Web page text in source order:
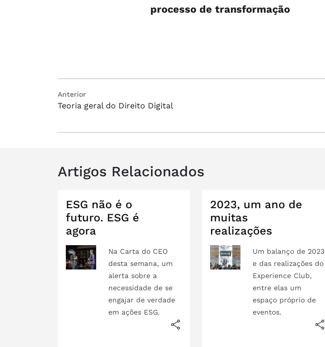
processo de transformação
Navegação
Post
Anterior
Post
anterior:
Teoria geral do Direito Digital
Artigos Relacionados
ESG não é o
futuro. ESG é
agora
Na Carta do CEO
desta semana, um
alerta sobre a
necessidade de se
engajar de verdade
em ações ESG.
2023, um ano de
muitas
realizações
Um balanço de 2023
e das realizações do
Experience Club,
entre elas um
espaço próprio de
eventos.